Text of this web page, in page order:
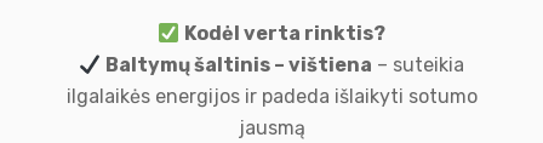
Kodėl verta rinktis?
Baltymų šaltinis – vištiena – suteikia
ilgalaikės energijos ir padeda išlaikyti sotumo
jausmą